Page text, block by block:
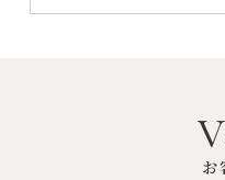
お